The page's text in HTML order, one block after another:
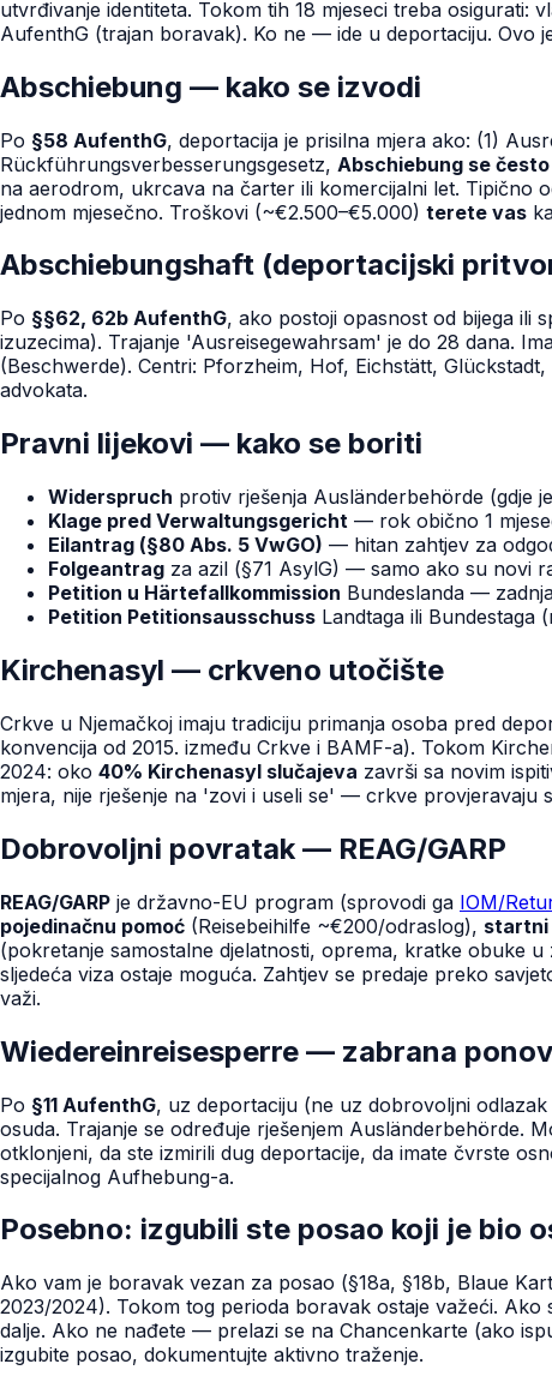
utvrđivanje identiteta. Tokom tih 18 mjeseci treba
AufenthG (trajan boravak). Ko ne — ide u deportaciju. Ovo
Abschiebung — kako se izvodi
Po §58 AufenthG, deportacija je prisilna mjera ako: (1)
Rückführungsverbesserungsgesetz, Abschiebung se
na aerodrom, ukrcava na čarter ili komercijalni let. Tipično
jednom mjesečno. Troškovi (~€2.500–€5.000) terete vas
Abschiebungshaft (deportacijski
Po §§62, 62b AufenthG, ako postoji opasnost od bijega ili
izuzecima). Trajanje 'Ausreisegewahrsam' je do 28 dana.
(Beschwerde). Centri: Pforzheim, Hof, Eichstätt,
advokata.
Pravni lijekovi — kako se boriti
Widerspruch protiv rješenja Ausländerbehörde (gdje
Klage pred Verwaltungsgericht — rok obično 1
Eilantrag (§80 Abs. 5 VwGO) — hitan zahtjev za
Folgeantrag za azil (§71 AsylG) — samo ako su novi
Petition u Härtefallkommission Bundeslanda —
Petition Petitionsausschuss Landtaga ili Bundestaga
Kirchenasyl — crkveno utočište
Crkve u Njemačkoj imaju tradiciju primanja osoba pred
konvencija od 2015. između Crkve i BAMF-a). Tokom
2024: oko 40% Kirchenasyl slučajeva završi sa novim
mjera, nije rješenje na 'zovi i useli se' — crkve provjeravaju
Dobrovoljni povratak — REAG/GARP
REAG/GARP je državno-EU program (sprovodi ga IOM/
pojedinačnu pomoć (Reisebeihilfe ~€200/odraslog), startni
(pokretanje samostalne djelatnosti, oprema, kratke obuke u
sljedeća viza ostaje moguća. Zahtjev se predaje preko
važi.
Wiedereinreisesperre — zabrana
Po §11 AufenthG, uz deportaciju (ne uz dobrovoljni
osuda. Trajanje se određuje rješenjem Ausländerbehörde.
otklonjeni, da ste izmirili dug deportacije, da imate čvrste
specijalnog Aufhebung-a.
Posebno: izgubili ste posao koji je bio
Ako vam je boravak vezan za posao (§18a, §18b, Blaue
2023/2024). Tokom tog perioda boravak ostaje važeći.
dalje. Ako ne nađete — prelazi se na Chancenkarte (ako
izgubite posao, dokumentujte aktivno traženje.